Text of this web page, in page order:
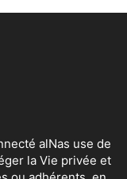
alNas use de
la Vie privée et